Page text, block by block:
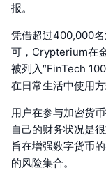
报。
凭借超过400,000
可，Crypterium在
被列入“FinTech
在日常生活中使用方
用户在参与加密货
自己的财务状况是
旨在增强数字货币
的风险集合。